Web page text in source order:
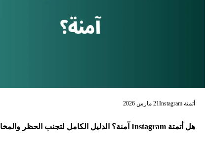
أتمتة Instagram 21 مارس 2026
هل أتمتة Instagram آمنة؟ الدليل الكامل لتجنب الحظر والمخاطر